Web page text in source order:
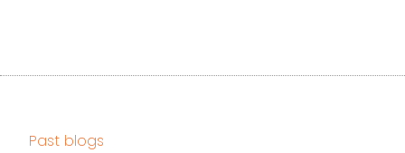
Past blogs